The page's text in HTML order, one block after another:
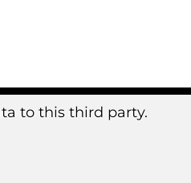
to this third party.